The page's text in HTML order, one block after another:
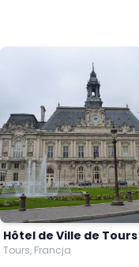
Hôtel de Ville de Tours
Tours, Francja